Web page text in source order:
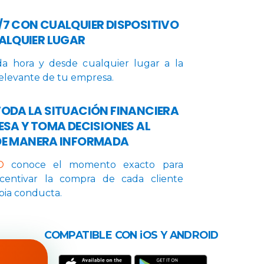
CON CUALQUIER DISPOSITIVO
LUGAR
hora y desde cualquier lugar a la
de tu empresa.
LA SITUACIÓN FINANCIERA
Y TOMA DECISIONES AL
MANERA INFORMADA
conoce el momento exacto para
la compra de cada cliente
conducta.
COMPATIBLE CON iOS Y ANDROID